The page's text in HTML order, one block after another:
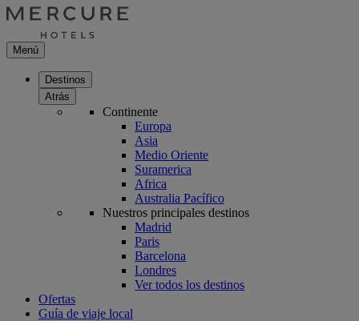
Menú
Destinos
Atrás
Continente
Europa
Asia
Medio Oriente
Suramerica
Africa
Australia Pacífico
Nuestros principales destinos
Madrid
Paris
Barcelona
Londres
Ver todos los destinos
Ofertas
Guía de viaje local